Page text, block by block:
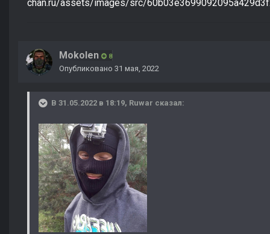
chan.ru/assets/images/src/
Mokolen 8
Опубликовано 31 мая, 2022
В 31.05.2022 в 18:19, Ruwar сказал: